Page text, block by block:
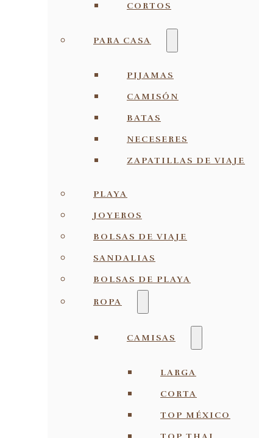
CORTOS
PARA CASA
PIJAMAS
CAMISÓN
BATAS
NECESERES
ZAPATILLAS DE VIAJE
PLAYA
JOYEROS
BOLSAS DE VIAJE
SANDALIAS
BOLSAS DE PLAYA
ROPA
CAMISAS
LARGA
CORTA
TOP MÉXICO